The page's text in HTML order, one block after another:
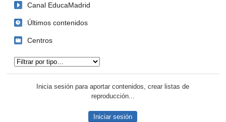
Canal EducaMadrid
Últimos contenidos
Centros
Inicia sesión para aportar contenidos, crear listas de
reproducción...
Iniciar sesión